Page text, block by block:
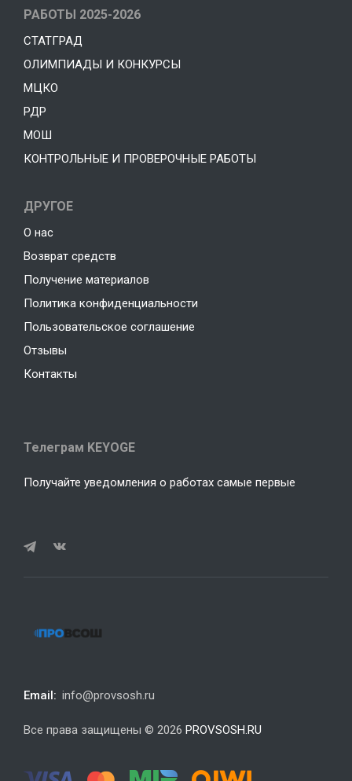
РАБОТЫ 2025-2026
СТАТГРАД
ОЛИМПИАДЫ И КОНКУРСЫ
МЦКО
РДР
МОШ
КОНТРОЛЬНЫЕ И ПРОВЕРОЧНЫЕ РАБОТЫ
ДРУГОЕ
О нас
Возврат средств
Получение материалов
Политика конфиденциальности
Пользовательское соглашение
Отзывы
Контакты
Телеграм KEYOGE
Получайте уведомления о работах самые первые
Email: info@provsosh.ru
Все права защищены © 2026 PROVSOSH.RU